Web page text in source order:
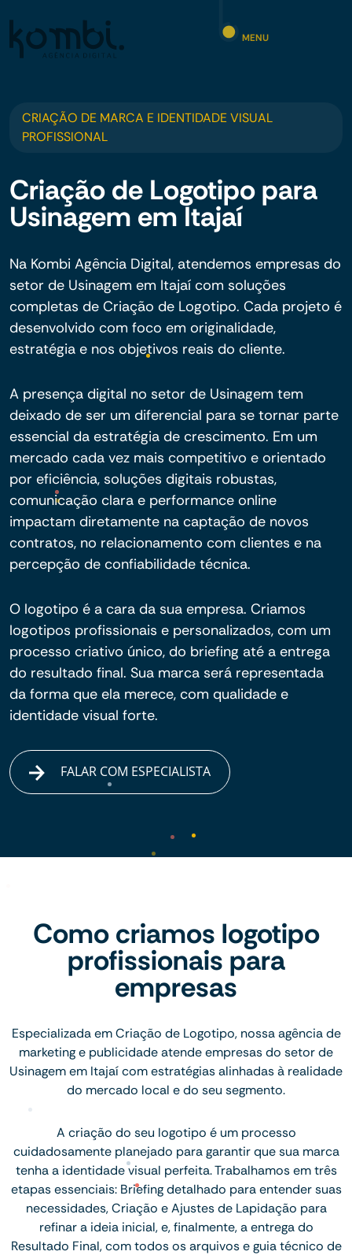
MENU
CRIAÇÃO DE MARCA E IDENTIDADE VISUAL
PROFISSIONAL
Criação de Logotipo para
Usinagem em Itajaí
Na Kombi Agência Digital, atendemos empresas do
setor de Usinagem em Itajaí com soluções
completas de Criação de Logotipo. Cada projeto é
desenvolvido com foco em originalidade,
estratégia e nos objetivos reais do cliente.
A presença digital no setor de Usinagem tem
deixado de ser um diferencial para se tornar parte
essencial da estratégia de crescimento. Em um
mercado cada vez mais competitivo e orientado
por eficiência, soluções digitais robustas,
comunicação clara e performance online
impactam diretamente na captação de novos
contratos, no relacionamento com clientes e na
percepção de confiabilidade técnica.
O logotipo é a cara da sua empresa. Criamos
logotipos profissionais e personalizados, com um
processo criativo único, do briefing até a entrega
do resultado final. Sua marca será representada
da forma que ela merece, com qualidade e
identidade visual forte.
FALAR COM ESPECIALISTA
Como criamos logotipo
profissionais para
empresas
Especializada em Criação de Logotipo, nossa agência de
marketing e publicidade atende empresas do setor de
Usinagem em Itajaí com estratégias alinhadas à realidade
do mercado local e do seu segmento.
A criação do seu logotipo é um processo
cuidadosamente planejado para garantir que sua marca
tenha a identidade visual perfeita. Trabalhamos em três
etapas essenciais: Briefing detalhado para entender suas
necessidades, Criação e Ajustes de Lapidação para
refinar a ideia inicial, e, finalmente, a entrega do
Resultado Final, com todos os arquivos e guia técnico de